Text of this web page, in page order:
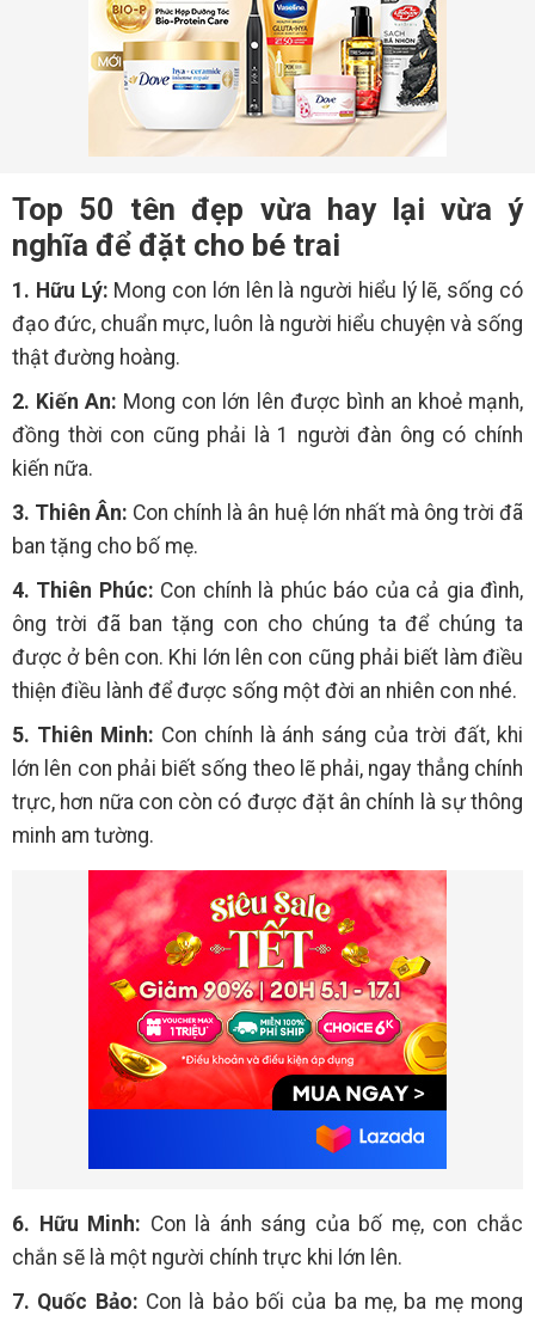
Top 50 tên đẹp vừa hay lại vừa ý
nghĩa để đặt cho bé trai
1. Hữu Lý: Mong con lớn lên là người hiểu lý lẽ, sống có
đạo đức, chuẩn mực, luôn là người hiểu chuyện và sống
thật đường hoàng.
2. Kiến An: Mong con lớn lên được bình an khoẻ mạnh,
đồng thời con cũng phải là 1 người đàn ông có chính
kiến nữa.
3. Thiên Ân: Con chính là ân huệ lớn nhất mà ông trời đã
ban tặng cho bố mẹ.
4. Thiên Phúc: Con chính là phúc báo của cả gia đình,
ông trời đã ban tặng con cho chúng ta để chúng ta
được ở bên con. Khi lớn lên con cũng phải biết làm điều
thiện điều lành để được sống một đời an nhiên con nhé.
5. Thiên Minh: Con chính là ánh sáng của trời đất, khi
lớn lên con phải biết sống theo lẽ phải, ngay thẳng chính
trực, hơn nữa con còn có được đặt ân chính là sự thông
minh am tường.
6. Hữu Minh: Con là ánh sáng của bố mẹ, con chắc
chắn sẽ là một người chính trực khi lớn lên.
7. Quốc Bảo: Con là bảo bối của ba mẹ, ba mẹ mong